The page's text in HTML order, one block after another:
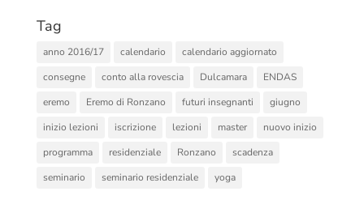
Tag
anno 2016/17 calendario
calendario aggiornato
consegne
conto alla rovescia Dulcamara
ENDAS
eremo
Eremo di Ronzano futuri insegnanti
giugno
inizio lezioni
iscrizione lezioni master
nuovo inizio
programma
residenziale Ronzano
scadenza
seminario
seminario residenziale yoga